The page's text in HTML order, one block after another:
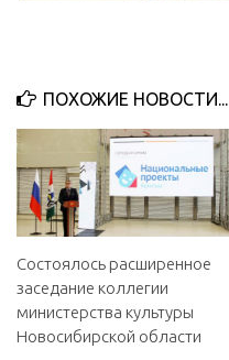
ПОХОЖИЕ НОВОСТИ...
Состоялось расширенное
заседание коллегии
министерства культуры
Новосибирской области